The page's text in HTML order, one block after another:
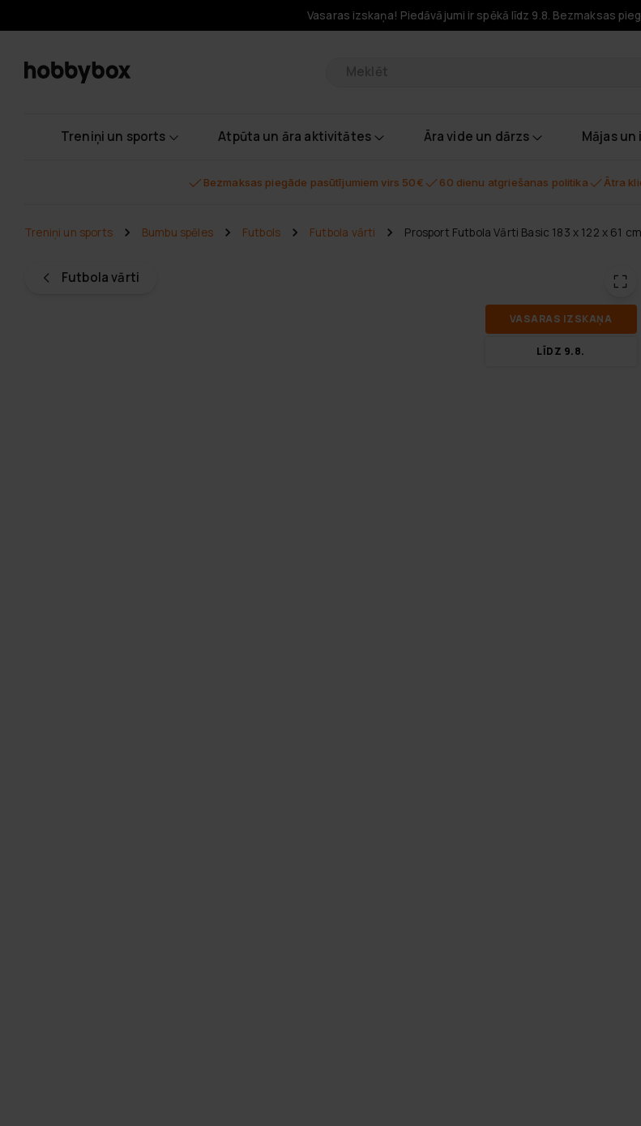
Vasaras izskaņa! Piedāvājumi ir spēkā līdz 9.8. Bezmaksas
Treniņi un sports Atpūta un āra aktivitātes Āra vide un dārzs Mājas
Bezmaksas piegāde pasūtījumiem virs 50€ 60 dienu atgriešanas politika Ātra
Futbola vārti
Treniņi un sports Bumbu spēles Futbols Futbola vārti Prosport Futbola Vārti Basic 183 x 122 x 61 cm
VA­SA­RAS IZ­SKA­ŅA
LĪDZ 9.8.